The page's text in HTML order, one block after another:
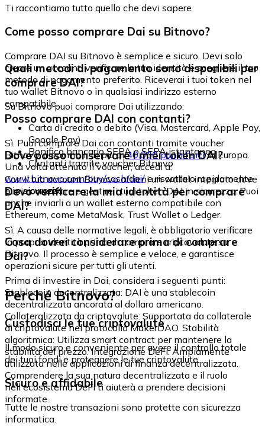
Ti raccontiamo tutto quello che devi sapere
Come posso comprare Dai su Bitnovo?
Comprare DAI su Bitnovo è semplice e sicuro. Devi solo
creare un account, verificare la tua identità e scegliere il tuo
metodo di pagamento preferito. Riceverai i tuoi token nel
tuo wallet Bitnovo o in qualsiasi indirizzo esterno
compatibile.
Quali metodi di pagamento sono disponibili per
comprare DAI?
Su Bitnovo puoi comprare Dai utilizzando:
Carta di credito o debito (Visa, Mastercard, Apple Pay,
Google Pay)
Bonifico bancario SEPA o SEPA istantaneo
Contanti tramite voucher Bitnovo
Posso comprare DAI con contanti?
Sì. Puoi comprare Dai con contanti tramite voucher
Bitnovo, disponibili in più di40.000 punti fisiciin Europa.
Una volta ottenuto il voucher, accedi a:
www.bitnovo.com/buy/cash/dai/e riscattalo rapidamente
e in sicurezza.
Dove posso conservare i miei token DAI?
Con il tuo account Bitnovo ottieni un wallet integrato dove
puoi conservare e gestire i tuoi token DAI in sicurezza. Puoi
anche inviarli a un wallet esterno compatibile con
Ethereum, come MetaMask, Trust Wallet o Ledger.
Devo verificare la mia identità per comprare
DAI?
Sì. A causa delle normative legali, è obbligatorio verificare
la propria identità prima di comprare criptovalute su
Bitnovo. Il processo è semplice e veloce, e garantisce
operazioni sicure per tutti gli utenti.
Cosa dovrei considerare prima di comprare
Dai?
Prima di investire in Dai, considera i seguenti punti:
Stablecoin decentralizzata: DAI è una stablecoin
decentralizzata ancorata al dollaro americano.
Collateralizzata da criptovalute: Supportata da collaterale
di criptovalute nel protocollo MakerDAO. Stabilità
algoritmica: Utilizza smart contract per mantenere la
stabilità del prezzo. Integrazione DeFi: Ampiamente
utilizzata nelle applicazioni di finanza decentralizzata.
Comprendere la sua natura decentralizzata e il ruolo
nell'ecosistema DeFi ti aiuterà a prendere decisioni
informate.
Perché Bitnovo?
Custodisci le tue criptovalute
Il modo sicuro e conveniente per avere il controllo totale
dei tuoi fondi e proteggere le tue criptovalute.
Sicuro e affidabile
Tutte le nostre transazioni sono protette con sicurezza
informatica.